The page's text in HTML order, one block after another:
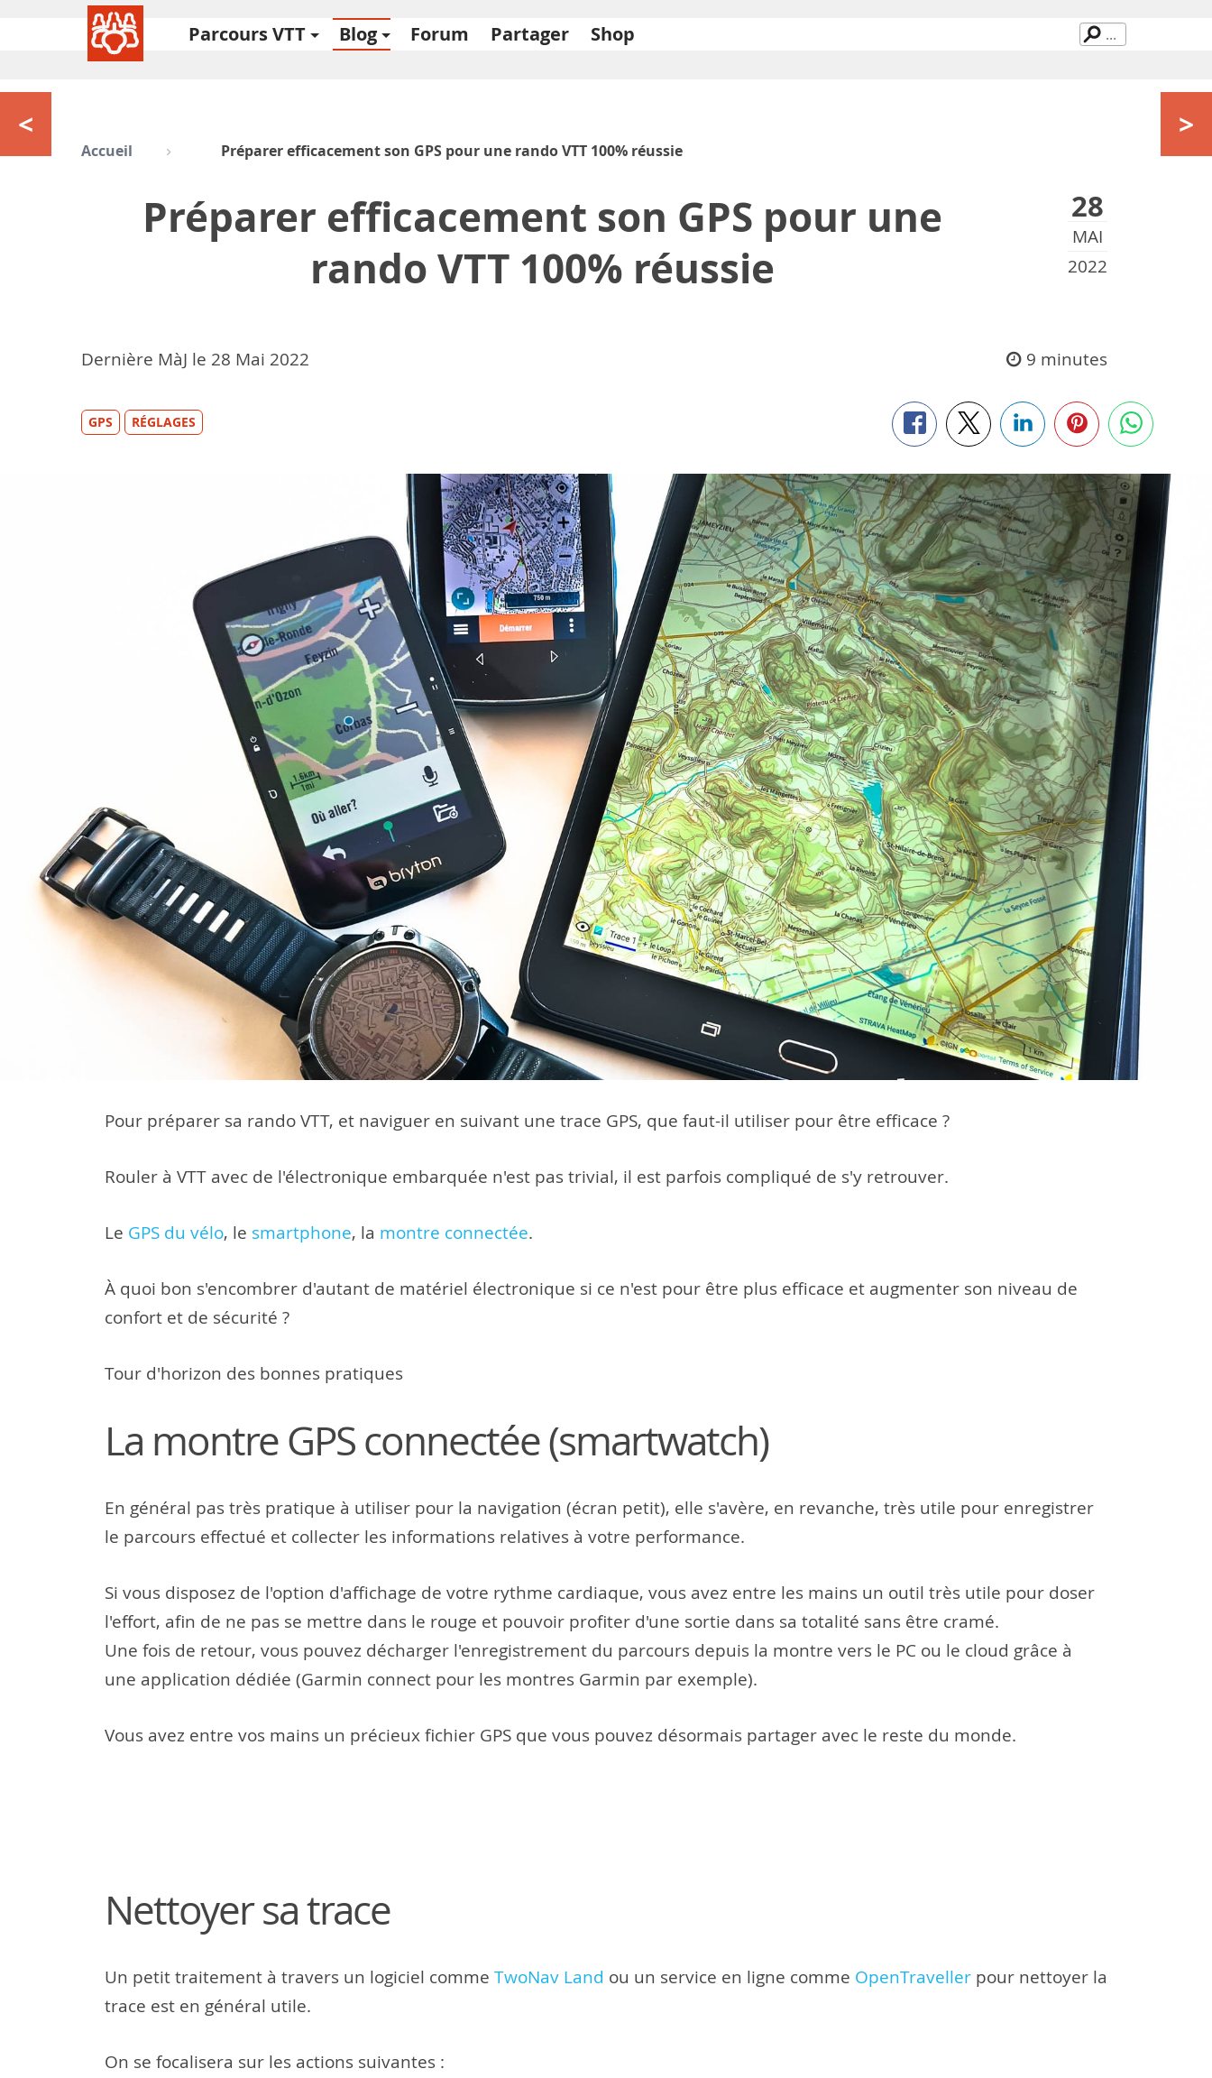
Parcours VTT Blog Forum Partager Shop
Accueil Préparer efficacement son GPS pour une rando VTT 100% réussie
28
MAI
2022
Préparer efficacement son GPS pour une
rando VTT 100% réussie
9 minutes
Dernière MàJ le 28 Mai 2022
GPS RÉGLAGES
Pour préparer sa rando VTT, et naviguer en suivant une trace GPS, que faut-il utiliser pour être efficace ?
Rouler à VTT avec de l'électronique embarquée n'est pas trivial, il est parfois compliqué de s'y retrouver.
Le GPS du vélo, le smartphone, la montre connectée.
À quoi bon s'encombrer d'autant de matériel électronique si ce n'est pour être plus efficace et augmenter son niveau de
confort et de sécurité ?
Tour d'horizon des bonnes pratiques
La montre GPS connectée (smartwatch)
En général pas très pratique à utiliser pour la navigation (écran petit), elle s'avère, en revanche, très utile pour enregistrer
le parcours effectué et collecter les informations relatives à votre performance.
Si vous disposez de l'option d'affichage de votre rythme cardiaque, vous avez entre les mains un outil très utile pour doser
l'effort, afin de ne pas se mettre dans le rouge et pouvoir profiter d'une sortie dans sa totalité sans être cramé.
Une fois de retour, vous pouvez décharger l'enregistrement du parcours depuis la montre vers le PC ou le cloud grâce à
une application dédiée (Garmin connect pour les montres Garmin par exemple).
Vous avez entre vos mains un précieux fichier GPS que vous pouvez désormais partager avec le reste du monde.
Nettoyer sa trace
Un petit traitement à travers un logiciel comme TwoNav Land ou un service en ligne comme OpenTravellerpour nettoyer la
trace est en général utile.
On se focalisera sur les actions suivantes :
>
<